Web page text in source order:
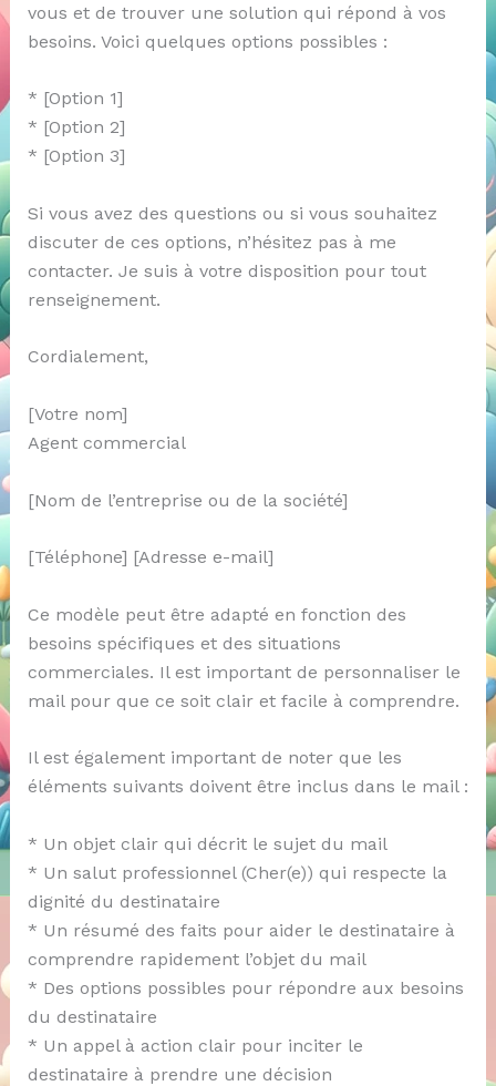
vous et de trouver une solution qui répond à vos
besoins. Voici quelques options possibles :
* [Option 1]
* [Option 2]
* [Option 3]
Si vous avez des questions ou si vous souhaitez
discuter de ces options, n’hésitez pas à me
contacter. Je suis à votre disposition pour tout
renseignement.
Cordialement,
[Votre nom]
Agent commercial
[Nom de l’entreprise ou de la société]
[Téléphone] [Adresse e-mail]
Ce modèle peut être adapté en fonction des
besoins spécifiques et des situations
commerciales. Il est important de personnaliser le
mail pour que ce soit clair et facile à comprendre.
Il est également important de noter que les
éléments suivants doivent être inclus dans le mail :
* Un objet clair qui décrit le sujet du mail
* Un salut professionnel (Cher(e)) qui respecte la
dignité du destinataire
* Un résumé des faits pour aider le destinataire à
comprendre rapidement l’objet du mail
* Des options possibles pour répondre aux besoins
du destinataire
* Un appel à action clair pour inciter le
destinataire à prendre une décision